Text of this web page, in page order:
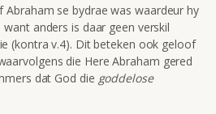
se bydrae was waardeur hy
anders is daar geen verskil
(kontra v.4). Dit beteken ook geloof
die Here Abraham gered
dat God die goddelose